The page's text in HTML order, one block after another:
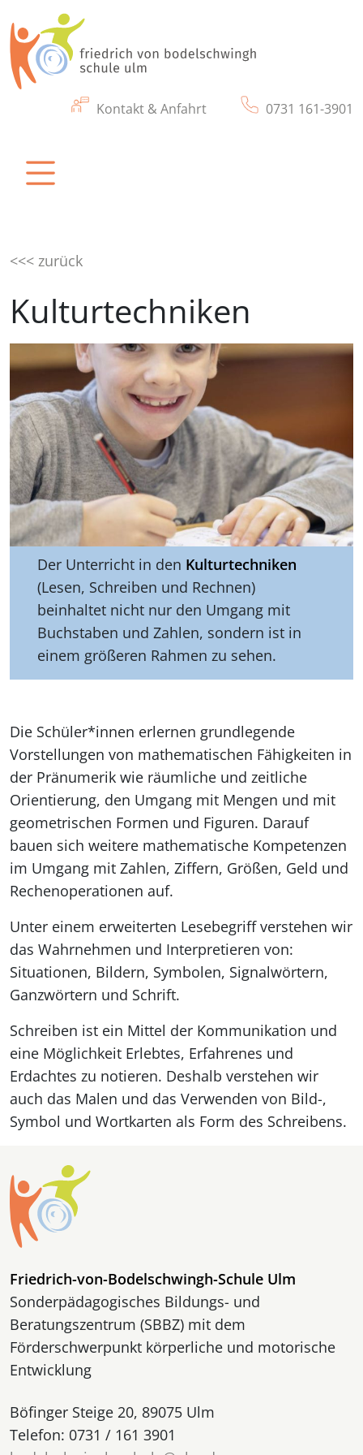
Kontakt & Anfahrt 0731 161-3901
körperlichen & motorischen Beeinträchtigung
<<< zurück
Kulturtechniken
Der Unterricht in den Kulturtechniken
(Lesen, Schreiben und Rechnen)
beinhaltet nicht nur den Umgang mit
Buchstaben und Zahlen, sondern ist in
einem größeren Rahmen zu sehen.
Die Schüler*innen erlernen grundlegende
Vorstellungen von mathematischen Fähigkeiten in
der Pränumerik wie räumliche und zeitliche
Orientierung, den Umgang mit Mengen und mit
geometrischen Formen und Figuren. Darauf
bauen sich weitere mathematische Kompetenzen
im Umgang mit Zahlen, Ziffern, Größen, Geld und
Rechenoperationen auf.
Unter einem erweiterten Lesebegriff verstehen wir
das Wahrnehmen und Interpretieren von:
Situationen, Bildern, Symbolen, Signalwörtern,
Ganzwörtern und Schrift.
Schreiben ist ein Mittel der Kommunikation und
eine Möglichkeit Erlebtes, Erfahrenes und
Erdachtes zu notieren. Deshalb verstehen wir
auch das Malen und das Verwenden von Bild-,
Symbol und Wortkarten als Form des Schreibens.
Friedrich-von-Bodelschwingh-Schule Ulm
Sonderpädagogisches Bildungs- und
Beratungszentrum (SBBZ) mit dem
Förderschwerpunkt körperliche und motorische
Entwicklung
Böfinger Steige 20, 89075 Ulm
Telefon: 0731 / 161 3901